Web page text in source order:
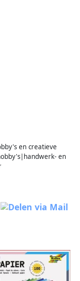
en creatieve
en